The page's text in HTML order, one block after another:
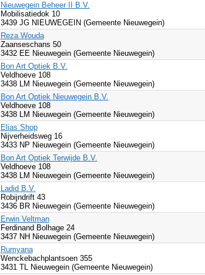
Nieuwegein Beheer II B.V.
Mobilisatiedok 10
3439 JG NIEUWEGEIN (Gemeente Nieuwegein)
Reza Wouda
Zaanseschans 50
3432 EE Nieuwegein (Gemeente Nieuwegein)
Bon Art Optiek B.V.
Veldhoeve 108
3438 LM Nieuwegein (Gemeente Nieuwegein)
Bon Art Optiek Nieuwegein B.V.
Veldhoeve 108
3438 LM Nieuwegein (Gemeente Nieuwegein)
Elias Shop
Nijverheidsweg 16
3433 NP Nieuwegein (Gemeente Nieuwegein)
Bon Art Optiek Terwijde B.V.
Veldhoeve 108
3438 LM Nieuwegein (Gemeente Nieuwegein)
Ladid B.V.
Robijndrift 43
3436 BR Nieuwegein (Gemeente Nieuwegein)
Erwin Veltman
Ferdinand Bolhage 24
3437 NH Nieuwegein (Gemeente Nieuwegein)
Rumyana
Wenckebachplantsoen 355
3431 TL Nieuwegein (Gemeente Nieuwegein)